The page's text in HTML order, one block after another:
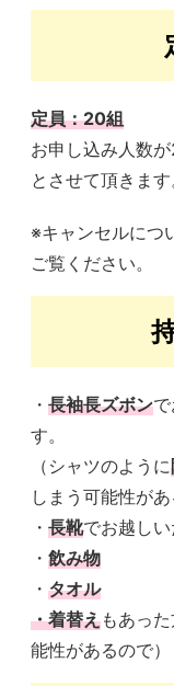
定員：20組
お申し込み人数
とさせて頂きます
※キャンセルにつ
ご覧ください。
・ 長袖長ズボン
す。
（シャツのように
しまう可能性が
・ 長靴でお越しい
・ 飲み物
・ タオル
・着替えもあっ
能性があるので）